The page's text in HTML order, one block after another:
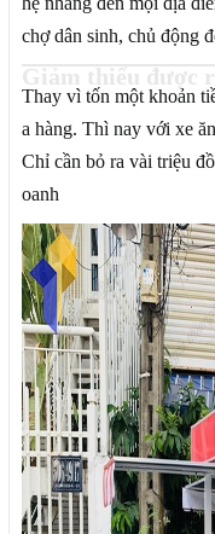
chợ dân sinh, chủ động
Giảm thiểu được
Thay vì tốn một khoản
a hàng. Thì nay với xe
Chỉ cần bỏ ra vài triệu
oanh